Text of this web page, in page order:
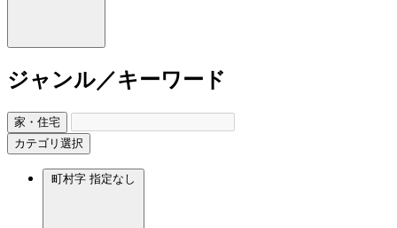
ジャンル／キーワード
家・住宅
カテゴリ選択
町村字 指定なし